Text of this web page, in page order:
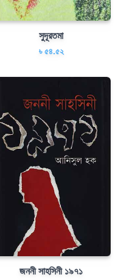
সুদূরতমা
৳ ৫৪.৫২
জননী সাহসিনী ১৯৭১